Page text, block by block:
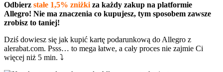
Odbierz stałe 1,5% zniżkiza każdy zakup na platformie
Allegro! Nie ma znaczenia co kupujesz, tym sposobem zawsze
zrobisz to taniej!
Dziś dowiesz się jak kupić kartę podarunkową do Allegro z
alerabat.com. Psss… to mega łatwe, a cały proces nie zajmie Ci
więcej niż 5 min. ⤵